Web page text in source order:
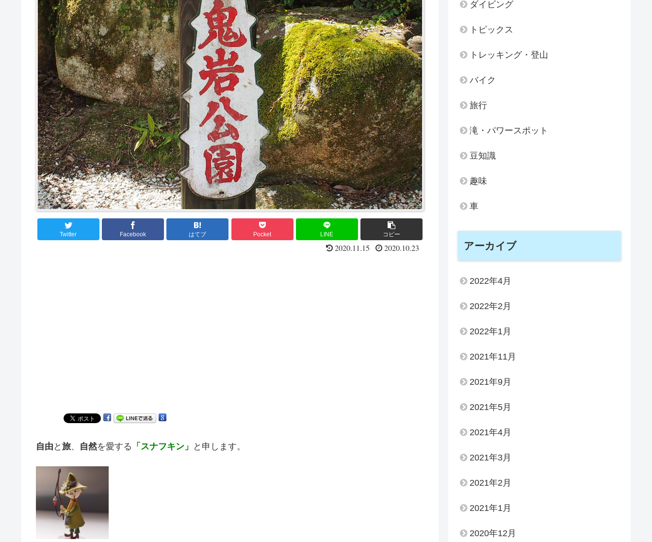
Twitter Facebook はてブ Pocket LINE コピー
2020.11.15 2020.10.23
自由 と 旅、 自然を愛する 「スナフキン」 と申します。
ダイビング
トピックス
トレッキング・登山
バイク
旅行
滝・パワースポット
豆知識
趣味
車
アーカイブ
2022年4月
2022年2月
2022年1月
2021年11月
2021年9月
2021年5月
2021年4月
2021年3月
2021年2月
2021年1月
2020年12月